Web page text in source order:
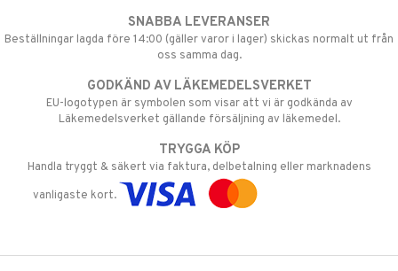
SNABBA LEVERANSER
Beställningar lagda före 14:00 (gäller varor i lager) skickas normalt ut från
oss samma dag.
GODKÄND AV LÄKEMEDELSVERKET
EU-logotypen är symbolen som visar att vi är godkända av
Läkemedelsverket gällande försäljning av läkemedel.
TRYGGA KÖP
Handla tryggt & säkert via faktura, delbetalning eller marknadens
vanligaste kort.